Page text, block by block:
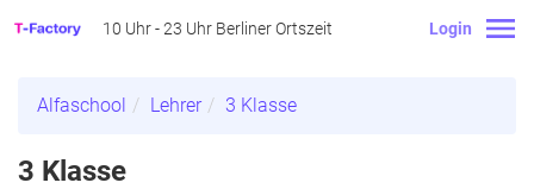
Login
10 Uhr - 23 Uhr Berliner Ortszeit
Alfaschool Lehrer 3 Klasse
3 Klasse